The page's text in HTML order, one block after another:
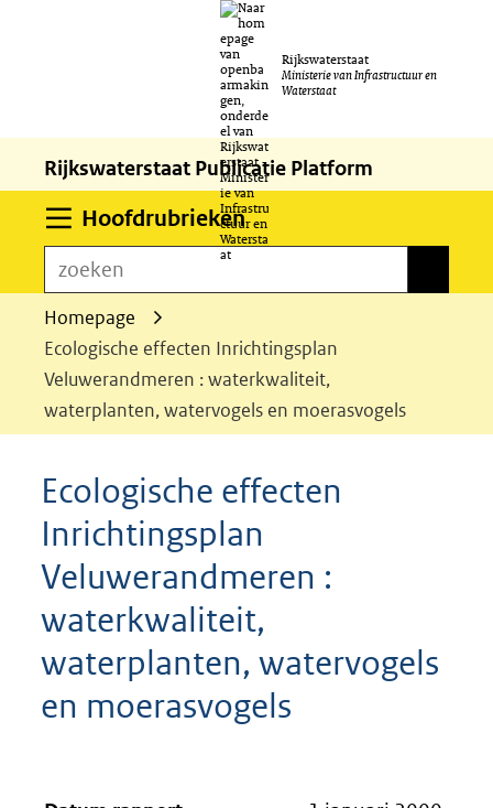
naar
de
inhoud
Rijkswaterstaat
Ministerie van Infrastructuur en
Waterstaat
Rijkswaterstaat Publicatie Platform
HoofdrubriekenUitklappen
zoeken
Homepage
Ecologische effecten Inrichtingsplan
Veluwerandmeren : waterkwaliteit,
waterplanten, watervogels en moerasvogels
Ecologische effecten
Inrichtingsplan
Veluwerandmeren :
waterkwaliteit,
waterplanten, watervogels
en moerasvogels